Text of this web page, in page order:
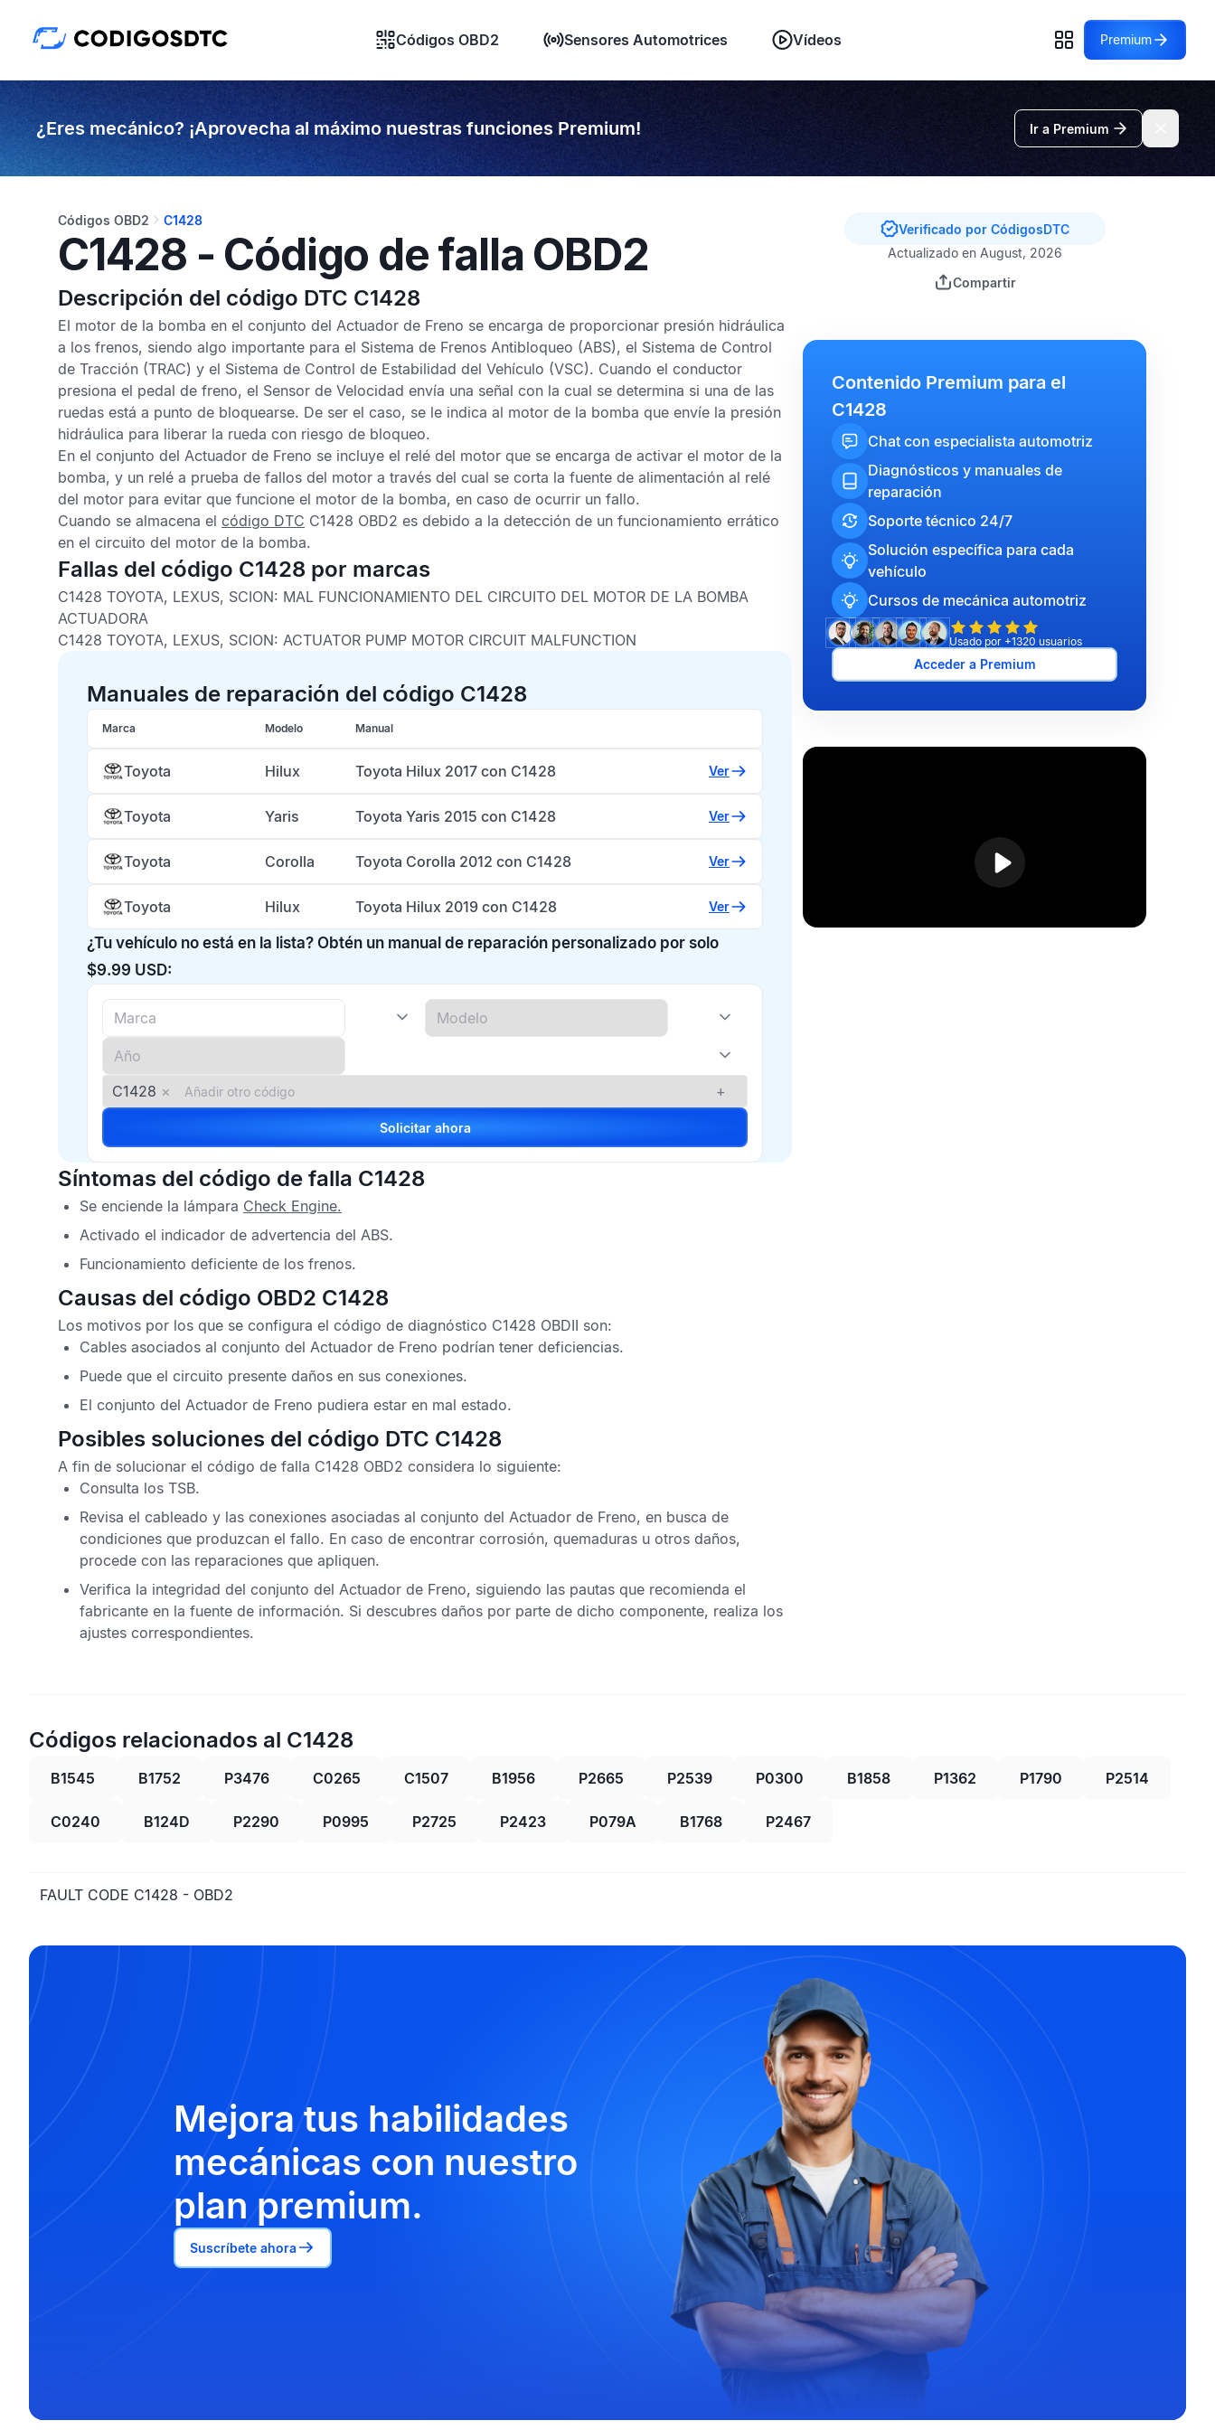
Códigos OBD2 Sensores Automotrices Vídeos Premium
¿Eres mecánico? ¡Aprovecha al máximo nuestras funciones Premium! Ir a Premium
Códigos OBD2 C1428
C1428 - Código de falla OBD2
Descripción del código DTC C1428
El motor de la bomba en el conjunto del Actuador de Freno se encarga de proporcionar presión hidráulica
a los frenos, siendo algo importante para el Sistema de Frenos Antibloqueo (ABS), el Sistema de Control
de Tracción (TRAC) y el Sistema de Control de Estabilidad del Vehículo (VSC). Cuando el conductor
presiona el pedal de freno, el Sensor de Velocidad envía una señal con la cual se determina si una de las
ruedas está a punto de bloquearse. De ser el caso, se le indica al motor de la bomba que envíe la presión
hidráulica para liberar la rueda con riesgo de bloqueo.
En el conjunto del Actuador de Freno se incluye el relé del motor que se encarga de activar el motor de la
bomba, y un relé a prueba de fallos del motor a través del cual se corta la fuente de alimentación al relé
del motor para evitar que funcione el motor de la bomba, en caso de ocurrir un fallo.
Cuando se almacena el código DTC C1428 OBD2 es debido a la detección de un funcionamiento errático
en el circuito del motor de la bomba.
Fallas del código C1428 por marcas
C1428 TOYOTA, LEXUS, SCION: MAL FUNCIONAMIENTO DEL CIRCUITO DEL MOTOR DE LA BOMBA
ACTUADORA
C1428 TOYOTA, LEXUS, SCION: ACTUATOR PUMP MOTOR CIRCUIT MALFUNCTION
Manuales de reparación del código C1428
Marca Modelo Manual
Toyota Hilux Toyota Hilux 2017 con C1428 Ver
Toyota Yaris Toyota Yaris 2015 con C1428 Ver
Toyota Corolla Toyota Corolla 2012 con C1428 Ver
Toyota Hilux Toyota Hilux 2019 con C1428 Ver
¿Tu vehículo no está en la lista? Obtén un manual de reparación personalizado por solo
$9.99 USD:
C1428 × +
Solicitar ahora
Síntomas del código de falla C1428
Se enciende la lámpara Check Engine.
Activado el indicador de advertencia del ABS.
Funcionamiento deficiente de los frenos.
Causas del código OBD2 C1428
Los motivos por los que se configura el código de diagnóstico C1428 OBDII son:
Cables asociados al conjunto del Actuador de Freno podrían tener deficiencias.
Puede que el circuito presente daños en sus conexiones.
El conjunto del Actuador de Freno pudiera estar en mal estado.
Posibles soluciones del código DTC C1428
A fin de solucionar el código de falla C1428 OBD2 considera lo siguiente:
Consulta los TSB.
Revisa el cableado y las conexiones asociadas al conjunto del Actuador de Freno, en busca de
condiciones que produzcan el fallo. En caso de encontrar corrosión, quemaduras u otros daños,
procede con las reparaciones que apliquen.
Verifica la integridad del conjunto del Actuador de Freno, siguiendo las pautas que recomienda el
fabricante en la fuente de información. Si descubres daños por parte de dicho componente, realiza los
ajustes correspondientes.
Verificado por CódigosDTC
Actualizado en August, 2026
Compartir
Contenido Premium para el
C1428
Chat con especialista automotriz
Diagnósticos y manuales de
reparación
Soporte técnico 24/7
Solución específica para cada
vehículo
Cursos de mecánica automotriz
Usado por +1320 usuarios
Acceder a Premium
Códigos relacionados al C1428
B1545 B1752 P3476 C0265 C1507 B1956 P2665 P2539 P0300 B1858 P1362 P1790 P2514
C0240 B124D P2290 P0995 P2725 P2423 P079A B1768 P2467
FAULT CODE C1428 - OBD2
Mejora tus habilidades
mecánicas con nuestro
plan premium.
Suscríbete ahora